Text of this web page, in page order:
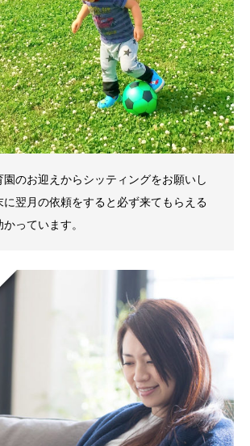
園のお迎えからシッティングをお願いし
に翌月の依頼をすると必ず来てもらえる
っています。